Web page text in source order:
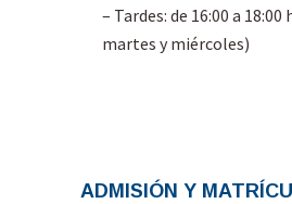
– Tardes: de 16:00 a
martes y miércoles)
ADMISIÓN Y